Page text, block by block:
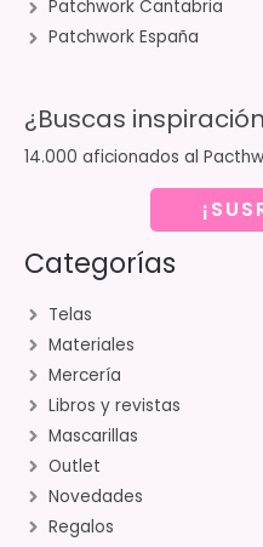
Patchwork Cantabria
Patchwork España
¿Buscas
14.000 aficionados al
Categorías
Telas
Materiales
Mercería
Libros y revistas
Mascarillas
Outlet
Novedades
Regalos